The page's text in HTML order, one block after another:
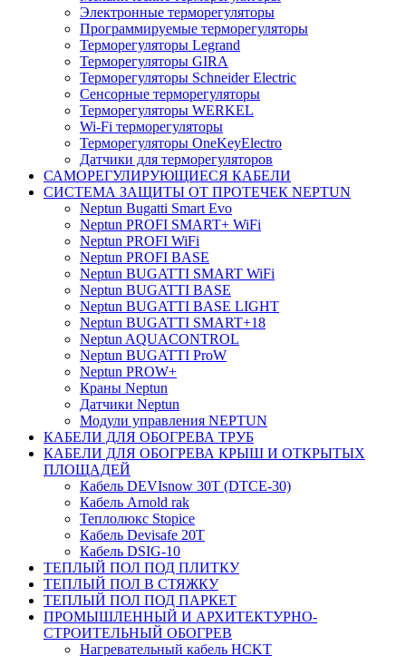
Электронные терморегуляторы
Программируемые терморегуляторы
Терморегуляторы Legrand
Терморегуляторы GIRA
Терморегуляторы Schneider Electric
Сенсорные терморегуляторы
Терморегуляторы WERKEL
Wi-Fi терморегуляторы
Терморегуляторы OneKeyElectro
Датчики для терморегуляторов
САМОРЕГУЛИРУЮЩИЕСЯ КАБЕЛИ
СИСТЕМА ЗАЩИТЫ ОТ ПРОТЕЧЕК NEPTUN
Neptun Bugatti Smart Evo
Neptun PROFI SMART+ WiFi
Neptun PROFI WiFi
Neptun PROFI BASE
Neptun BUGATTI SMART WiFi
Neptun BUGATTI BASE
Neptun BUGATTI BASE LIGHT
Neptun BUGATTI SMART+18
Neptun AQUACONTROL
Neptun BUGATTI ProW
Neptun PROW+
Краны Neptun
Датчики Neptun
Модули управления NEPTUN
КАБЕЛИ ДЛЯ ОБОГРЕВА ТРУБ
КАБЕЛИ ДЛЯ ОБОГРЕВА КРЫШ И ОТКРЫТЫХ
ПЛОЩАДЕЙ
Кабель DEVIsnow 30Т (DTCE-30)
Кабель Arnold rak
Теплолюкс Stopice
Кабель Devisafe 20T
Кабель DSIG-10
ТЕПЛЫЙ ПОЛ ПОД ПЛИТКУ
ТЕПЛЫЙ ПОЛ В СТЯЖКУ
ТЕПЛЫЙ ПОЛ ПОД ПАРКЕТ
ПРОМЫШЛЕННЫЙ И АРХИТЕКТУРНО-
СТРОИТЕЛЬНЫЙ ОБОГРЕВ
Нагревательный кабель НCKТ